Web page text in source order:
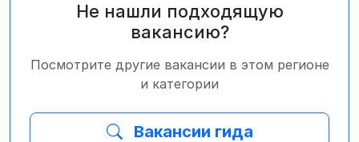
Не нашли подходящую
вакансию?
Посмотрите другие вакансии в этом регионе
и категории
Вакансии гида